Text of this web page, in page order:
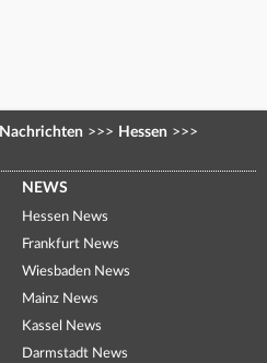
Nachrichten >>> Hessen >>>
NEWS
Hessen News
Frankfurt News
Wiesbaden News
Mainz News
Kassel News
Darmstadt News